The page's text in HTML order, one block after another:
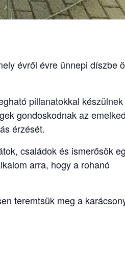
évről évre ünnepi díszbe
pillanatokkal
gondoskodnak az
érzését.
családok és ismerősök
arra, hogy a rohanó
teremtsük meg a